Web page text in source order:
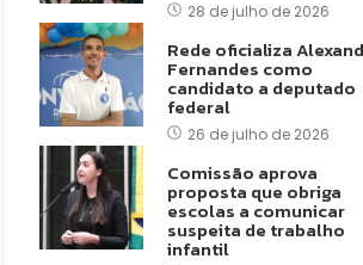
28 de julho de 2026
Rede oficializa
Fernandes como
candidato a deputado
federal
26 de julho de 2026
Comissão aprova
proposta que obriga
escolas a comunicar
suspeita de trabalho
infantil